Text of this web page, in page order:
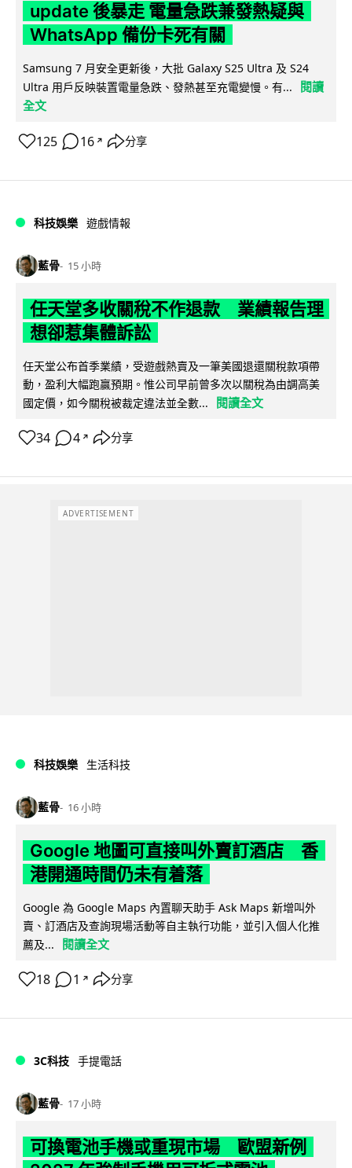
update 後暴走 電量急跌兼發熱疑與
WhatsApp 備份卡死有關
Samsung 7 月安全更新後，大批 Galaxy S25 Ultra 及 S24
Ultra 用戶反映裝置電量急跌、發熱甚至充電變慢。有...
閱讀
全文
125 16 ↗ 分享
科技娛樂 遊戲情報
藍骨 15 小時
任天堂多收關稅不作退款 業績報告理
想卻惹集體訴訟
任天堂公布首季業績，受遊戲熱賣及一筆美國退還關稅款項帶
動，盈利大幅跑贏預期。惟公司早前曾多次以關稅為由調高美
國定價，如今關稅被裁定違法並全數...
閱讀全文
34 4 ↗ 分享
ADVERTISEMENT
科技娛樂 生活科技
藍骨 16 小時
Google 地圖可直接叫外賣訂酒店 香
港開通時間仍未有着落
Google 為 Google Maps 內置聊天助手 Ask Maps 新增叫外
賣、訂酒店及查詢現場活動等自主執行功能，並引入個人化推
薦及...
閱讀全文
18 1 ↗ 分享
3C科技 手提電話
藍骨 17 小時
可換電池手機或重現市場 歐盟新例